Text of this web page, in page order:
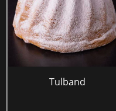
Tulband